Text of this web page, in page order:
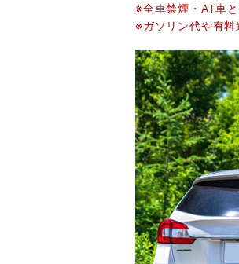
※全車禁煙・AT車と
※ガソリン代や有料